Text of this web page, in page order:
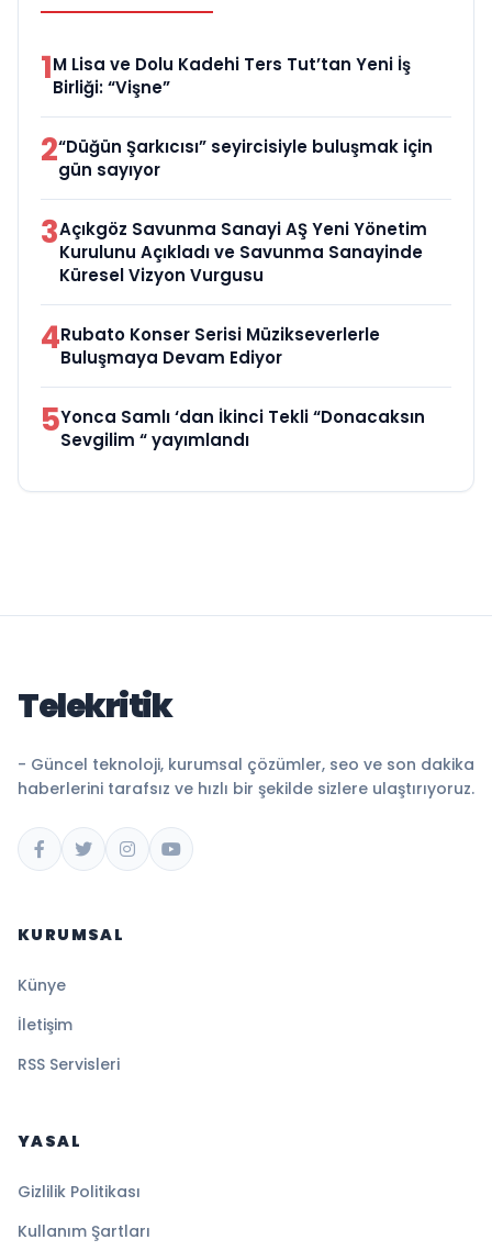
1M Lisa ve Dolu Kadehi Ters Tut’tan Yeni İş
Birliği: “Vişne”
2“Düğün Şarkıcısı” seyircisiyle buluşmak için
gün sayıyor
3Açıkgöz Savunma Sanayi AŞ Yeni Yönetim
Kurulunu Açıkladı ve Savunma Sanayinde
Küresel Vizyon Vurgusu
4Rubato Konser Serisi Müzikseverlerle
Buluşmaya Devam Ediyor
5Yonca Samlı ‘dan İkinci Tekli “Donacaksın
Sevgilim “ yayımlandı
Telekritik
- Güncel teknoloji, kurumsal çözümler, seo ve son dakika
haberlerini tarafsız ve hızlı bir şekilde sizlere ulaştırıyoruz.
KURUMSAL
Künye
İletişim
RSS Servisleri
YASAL
Gizlilik Politikası
Kullanım Şartları